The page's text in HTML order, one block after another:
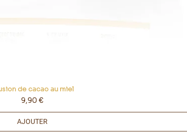
de cacao au miel
Prix
9,90 €
AJOUTER